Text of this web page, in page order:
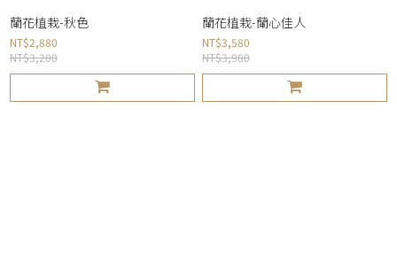
蘭花植栽-秋色
NT$2,880
NT$3,200
蘭花植栽-蘭心佳人
NT$3,580
NT$3,980